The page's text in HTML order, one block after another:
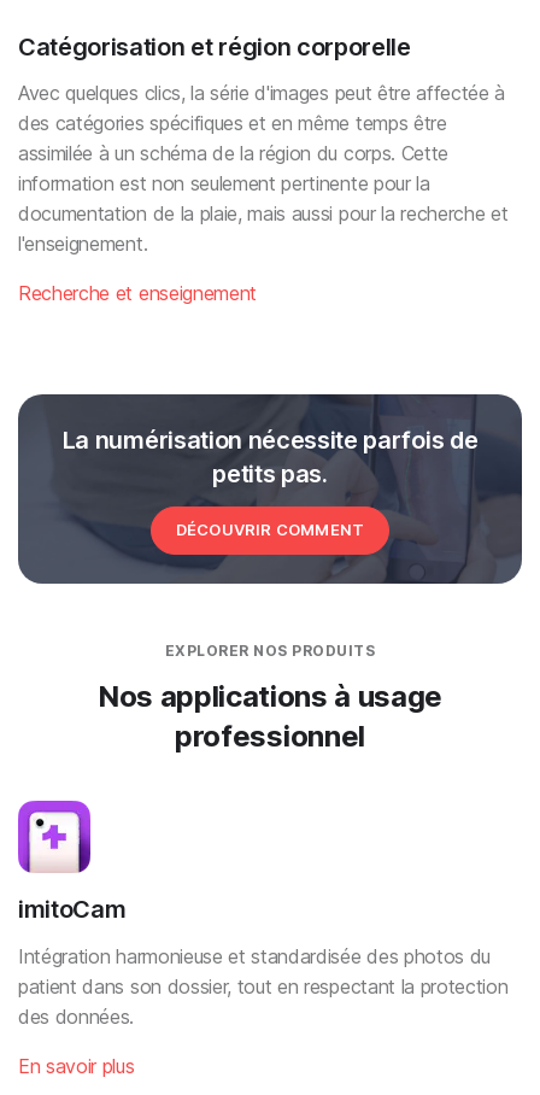
Catégorisation et région corporelle
Avec quelques clics, la série d'images peut être affectée à
des catégories spécifiques et en même temps être
assimilée à un schéma de la région du corps. Cette
information est non seulement pertinente pour la
documentation de la plaie, mais aussi pour la recherche et
l'enseignement.
Recherche et enseignement
La numérisation nécessite parfois de
petits pas.
DÉCOUVRIR COMMENT
EXPLORER NOS PRODUITS
Nos applications à usage
professionnel
imitoCam
Intégration harmonieuse et standardisée des photos du
patient dans son dossier, tout en respectant la protection
des données.
En savoir plus